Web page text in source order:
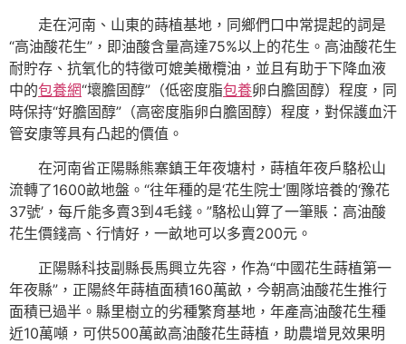
走在河南、山東的蒔植基地，同鄉們口中常提起的詞是
“高油酸花生”，即油酸含量高達75%以上的花生。高油酸花生
耐貯存、抗氧化的特徵可媲美橄欖油，並且有助于下降血液
中的包養網“壞膽固醇”（低密度脂包養卵白膽固醇）程度，同
時保持“好膽固醇”（高密度脂卵白膽固醇）程度，對保護血汗
管安康等具有凸起的價值。
在河南省正陽縣熊寨鎮王年夜塘村，蒔植年夜戶駱松山
流轉了1600畝地盤。“往年種的是‘花生院士’團隊培養的‘豫花
37號’，每斤能多賣3到4毛錢。”駱松山算了一筆賬：高油酸
花生價錢高、行情好，一畝地可以多賣200元。
正陽縣科技副縣長馬興立先容，作為“中國花生蒔植第一
年夜縣”，正陽終年蒔植面積160萬畝，今朝高油酸花生推行
面積已過半。縣里樹立的劣種繁育基地，年產高油酸花生種
近10萬噸，可供500萬畝高油酸花生蒔植，助農增見效果明